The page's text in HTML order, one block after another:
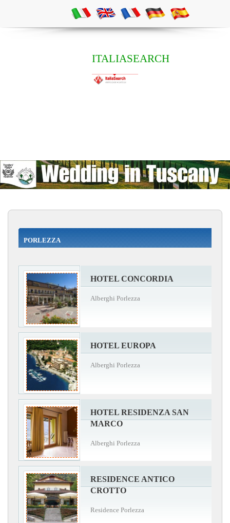
ITALIASEARCH
PORLEZZA
HOTEL CONCORDIA
Alberghi Porlezza
HOTEL EUROPA
Alberghi Porlezza
HOTEL RESIDENZA SAN
MARCO
Alberghi Porlezza
RESIDENCE ANTICO
CROTTO
Residence Porlezza